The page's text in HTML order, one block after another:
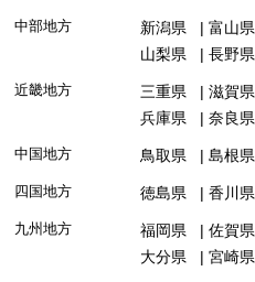
中部地方 新潟県 富山県
山梨県
長野県
近畿地方 三重県 滋賀県
兵庫県
奈良県
中国地方 鳥取県 島根県
四国地方 徳島県 香川県
九州地方 福岡県 佐賀県
大分県
宮崎県